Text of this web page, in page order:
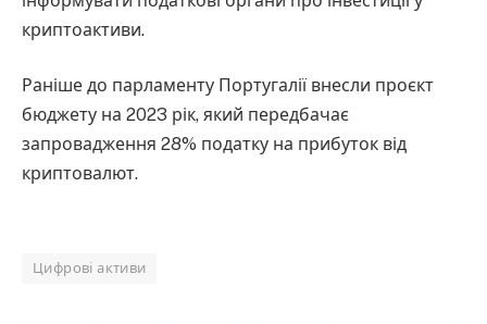
криптоактиви.
Раніше до парламенту Португалії внесли проєкт
бюджету на 2023 рік, який передбачає
запровадження 28% податку на прибуток від
криптовалют.
Цифрові активи